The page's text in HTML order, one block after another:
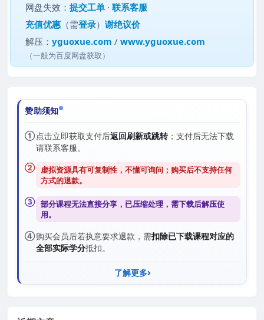
网盘失效：提交工单 ·联系客服
充值优惠 （需登录）谢绝议价
解压：yguoxue.com /www.yguoxue.com
（一般为百度网盘获取）
赞助须知
①点击立即获取支付后返回刷新或跳转；支付后无法下载
请联系客服。
② 虚拟资源具有可复制性，不懂可询问；购买后不支持任何
方式的退款。
③ 部分课程无法直接分享，已压缩处理，需下载后解压使
用。
④购买会员后若执意要求退款，需扣除已下载课程对应的
全部实际学分抵扣。
了解更多